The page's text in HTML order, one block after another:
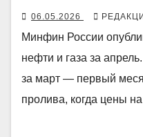
06.05.2026
Минфин России
нефти и газа за
за март — первый
пролива, когда цены